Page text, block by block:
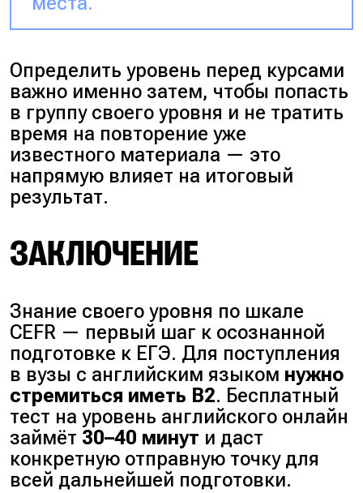
Определить уровень перед курсами
важно именно затем, чтобы попасть
в группу своего уровня и не тратить
время на повторение уже
известного материала — это
напрямую влияет на итоговый
результат.
ЗАКЛЮЧЕНИЕ
Знание своего уровня по шкале
CEFR — первый шаг к осознанной
подготовке к ЕГЭ. Для поступления
в вузы с английским языком нужно
стремиться иметь B2. Бесплатный
тест на уровень английского онлайн
займёт 30–40 минут и даст
конкретную отправную точку для
всей дальнейшей подготовки.